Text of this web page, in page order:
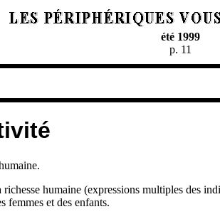
été 1999
p. 11
humaine (expressions multiples des
femmes et des enfants.